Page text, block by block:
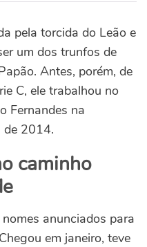
pela torcida do Leão e
um dos trunfos de
Antes, porém, de
C, ele trabalhou no
Fernandes na
de 2014.
caminho
anunciados para
em janeiro, teve